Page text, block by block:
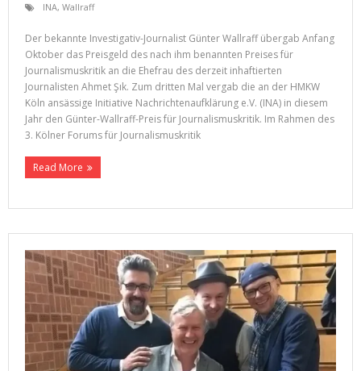
INA, Wallraff
Der bekannte Investigativ-Journalist Günter Wallraff übergab Anfang
Oktober das Preisgeld des nach ihm benannten Preises für
Journalismuskritik an die Ehefrau des derzeit inhaftierten
Journalisten Ahmet Şık. Zum dritten Mal vergab die an der HMKW
Köln ansässige Initiative Nachrichtenaufklärung e.V. (INA) in diesem
Jahr den Günter-Wallraff-Preis für Journalismuskritik. Im Rahmen des
3. Kölner Forums für Journalismuskritik
Read More